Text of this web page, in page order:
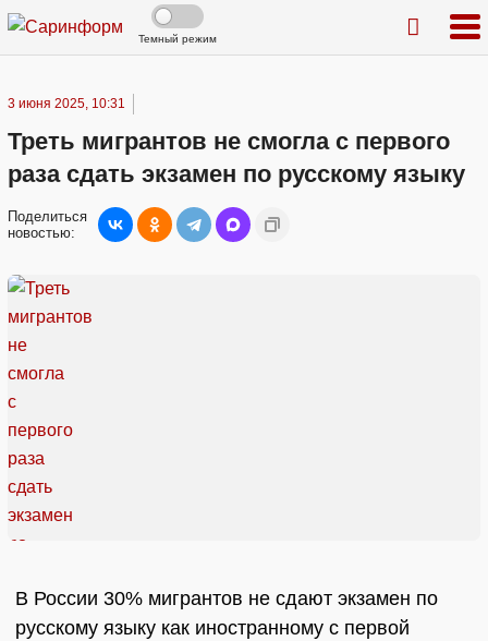
Темный режим
3 июня 2025, 10:31
Треть мигрантов не смогла с первого
раза сдать экзамен по русскому языку
Поделиться
новостью:
В России 30% мигрантов не сдают экзамен по
русскому языку как иностранному с первой